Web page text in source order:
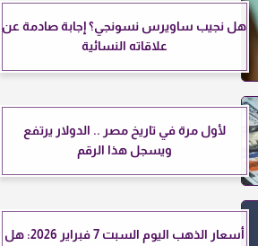
هل نجيب ساويرس نسونجي؟ إجابة صادمة عن
علاقاته النسائية
لأول مرة في تاريخ مصر .. الدولار يرتفع
ويسجل هذا الرقم
أسعار الذهب اليوم السبت 7 فبراير 2026: هل